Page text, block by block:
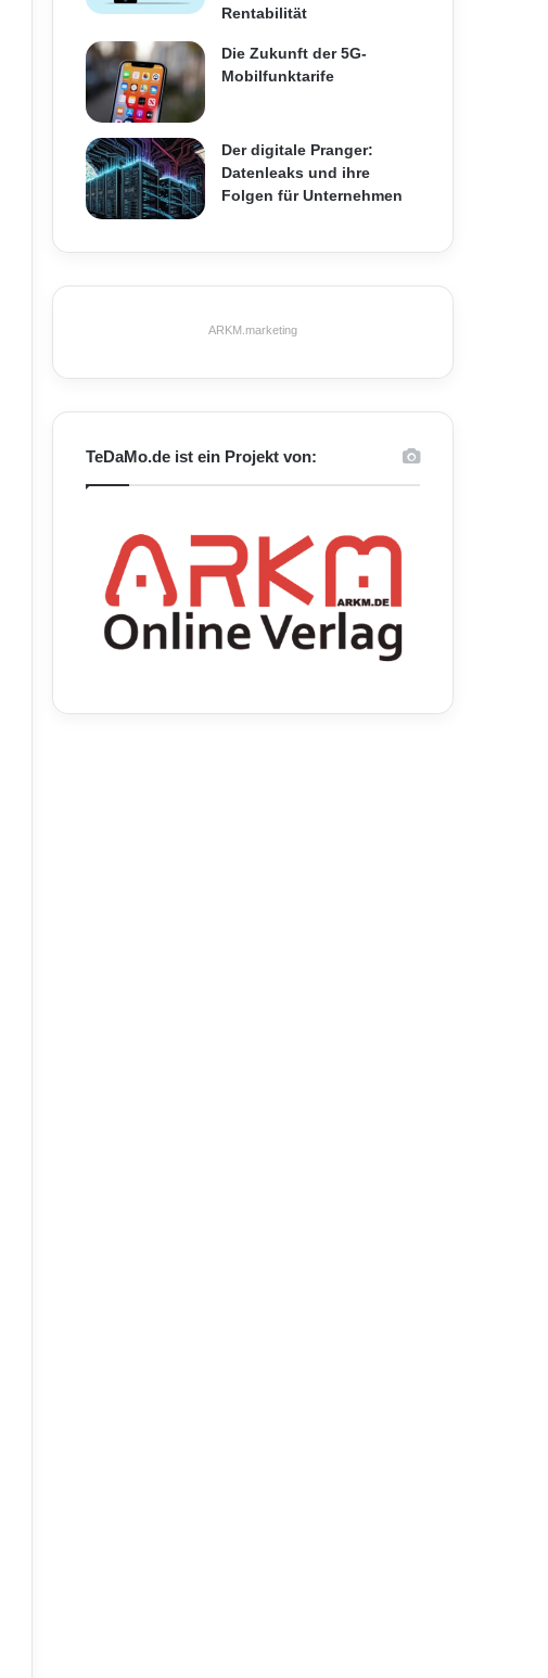
Rentabilität
Die Zukunft der 5G-
Mobilfunktarife
Der digitale Pranger:
Datenleaks und ihre
Folgen für Unternehmen
ARKM.marketing
TeDaMo.de ist ein Projekt von: